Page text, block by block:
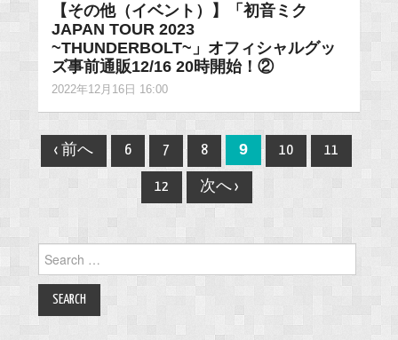
【その他（イベント）】「初音ミク
JAPAN TOUR 2023
~THUNDERBOLT~」オフィシャルグッ
ズ事前通販12/16 20時開始！②
2022年12月16日 16:00
Post
navigation
‹ 前へ 6 7 8 9 10 11
12 次へ ›
for: